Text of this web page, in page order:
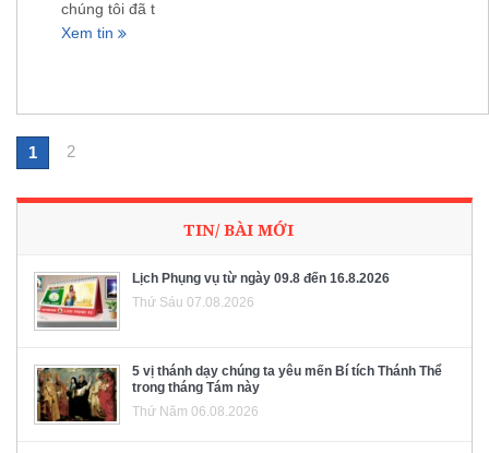
chúng tôi đã t
Xem tin
1 2
TIN/ BÀI MỚI
Lịch Phụng vụ từ ngày 09.8 đến 16.8.2026
Thứ Sáu 07.08.2026
5 vị thánh dạy chúng ta yêu mến Bí tích Thánh Thể
trong tháng Tám này
Thứ Năm 06.08.2026